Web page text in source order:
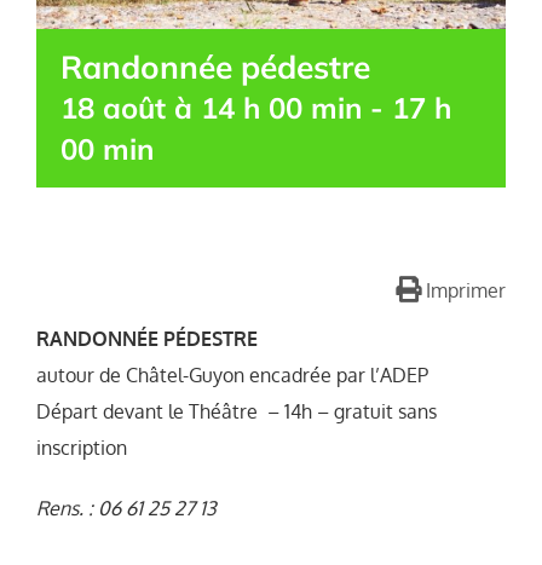
Randonnée pédestre
18 août à 14 h 00 min - 17 h
00 min
Imprimer
RANDONNÉE PÉDESTRE
autour de Châtel-Guyon encadrée par l’ADEP
Départ devant le Théâtre – 14h – gratuit sans
inscription
Rens. : 06 61 25 27 13